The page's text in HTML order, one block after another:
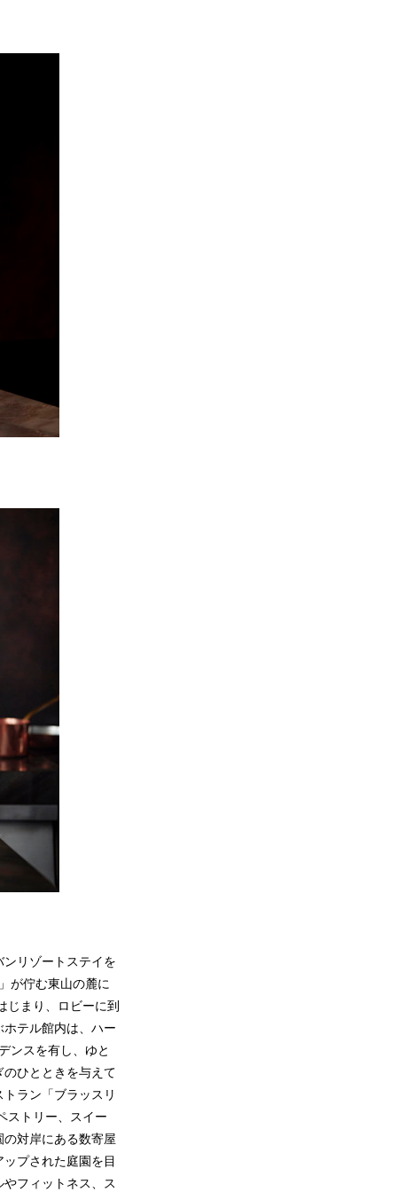
リゾートステイを
が佇む東山の麓に
じまり、ロビーに到
テル館内は、ハー
ンスを有し、ゆと
ひとときを与えて
ラン「ブラッスリ
ストリー、スイー
対岸にある数寄屋
プされた庭園を目
フィットネス、ス